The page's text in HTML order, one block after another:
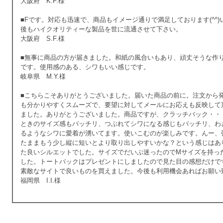
■Fです。対応も迅速で、商品もイメージ通りで満足しております(^^)
後もハイクオリティーな製品を世に流通させて下さい。
大阪府 S.F.様
■無事に商品の方が届きました。和紙の風合いもあり、頑丈そうな作
です。使用感のある、シワもいい感じです。
岐阜県 M.Y.様
■こちらこそありがとうございました。届いた商品の前に。注文から
も分かりやすくスムーズで、要望に対してメールにお応えも反映し
ました。ありがとうございました。商品ですが、クラッチバック・
ときのサイズ感もバッチリ、つぶれてシワになる感じもバッチリ、
るようなシワに愛着が湧いてます。使いこむのが楽しみです。んー
たままもう少し縦に短いとより取り出しやすいかな？という感じは
た良いシルエットでした。サイズでだいぶ迷ったのでMサイズを持
した。トートバックはプレゼントにしましたので見た目の感想だけ
素敵なサイトで良いものを買えました。今後も利用機会あればお願い
福岡県 I.I.様